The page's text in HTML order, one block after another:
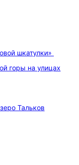
шкатулки»
горы на улицах